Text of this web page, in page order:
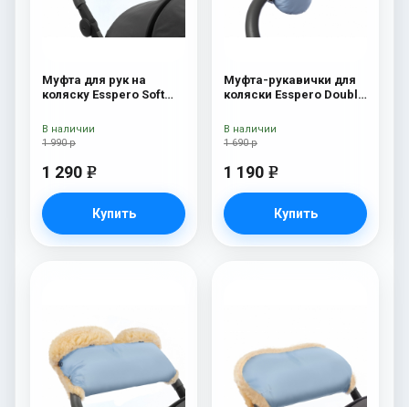
Муфта для рук на
коляску Esspero Soft
шерсть) Blue Mountain
1 990 р
1 290 e
Купить
В наличии
Муфта-рукавички для
коляски Esspero Double
1 690 р
1 190 e
Купить
В наличии